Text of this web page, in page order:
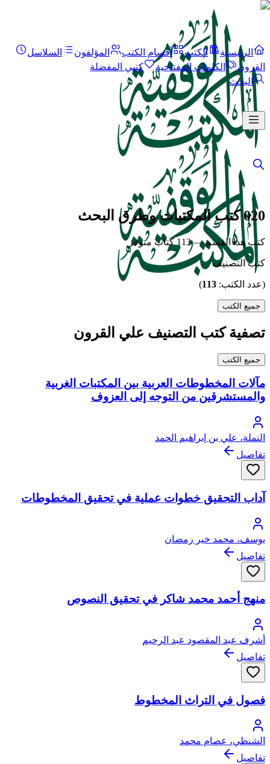
الرئيسية الكتب أقسام الكتب المؤلفون
السلاسل
القرون
الكلمات المفتاحية
كتبي المفضلة
البحث
020 كتب المكتبات وطرق البحث
كتب هذا القسم — 113 كتاب متوفر
كتب التصنيف
(عدد الكتب: 113
)
جميع الكتب
تصفية كتب التصنيف علي القرون
جميع الكتب
مآلات المخطوطات العربية بين المكتبات الغربية
والمستشرقين من التوجه إلى العزوف
النملة، علي بن إبراهيم الحمد
تفاصيل
آداب التحقيق خطوات عملية في تحقيق المخطوطات
يوسف، محمد خير رمضان
تفاصيل
منهج أحمد محمد شاكر في تحقيق النصوص
أشرف عبد المقصود عبد الرحيم
تفاصيل
فصول في التراث المخطوط
الشنطي، عصام محمد
تفاصيل